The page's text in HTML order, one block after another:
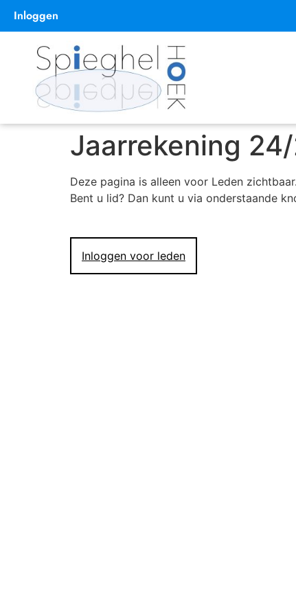
Inloggen
Jaarrekening
Deze pagina is alleen voor Leden zichtbaar.
Bent u lid? Dan kunt u via onderstaande
Inloggen voor leden